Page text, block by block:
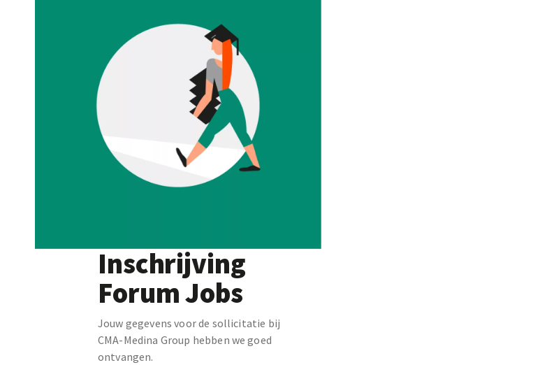
Inschrijving
Forum Jobs
Jouw gegevens voor de sollicitatie bij
CMA-Medina Group hebben we goed
ontvangen.